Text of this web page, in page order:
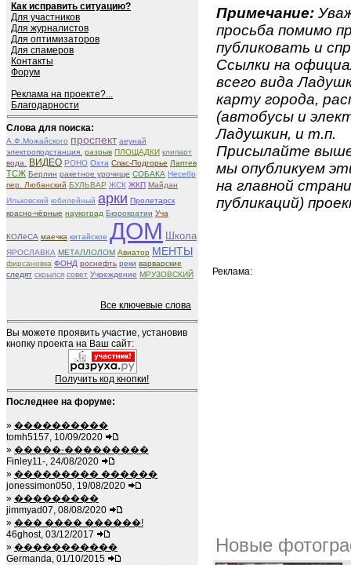
Как исправить ситуацию?
Для участников
Для журналистов
Для оптимизаторов
Для спамеров
Контакты
Форум
Реклама на проекте?...
Благодарности
Слова для поиска:
А.Ф.Можайского проспект aeунай
электроподстанция. разрыв ПЛОЩАДКИ клипарт
вода.
ВИДЕО РОНО Охта Спас-Подгорье Лаптев
ТСЖ Берлин ракетное урочище СОБАКА Несебр
пер. Любанский БУЛЬВАР ЖСК ЖКП Майдан
Ильковский юбилейный арки Пролетарск
красно-чёрные наукоград Бюрократии Уча
КОЛёСА маечка китайское ДОМ Школа
ЯРОСЛАВКА МЕТАЛЛОЛОМ Авиатор МЕНТЫ
фирсановка ФОНД роснефть реки варварские
следят скрылся совет Учреждение МРУЗОВСКИЙ
Все ключевые слова
Вы можете проявить участие, установив
кнопку проекта на Ваш сайт:
Получить код кнопки!
Последнее на форуме:
» ����������
tomh5157, 10/09/2020
» �����-���������
Finley11-, 24/08/2020
» ��������� ������
jonessimon050, 19/08/2020
» ���������
jimmyad07, 08/08/2020
» ��� ���� ������!
46ghost, 03/12/2017
» �����������
Germanda, 01/10/2015
Примечание:
просьба помимо
публиковать и
Ссылки на
всего вида
карту города,
(автобусы и
Ладушкин, и т.п.
Присылайте
мы опубликуем
на главной
публикаций)
Реклама:
Новые